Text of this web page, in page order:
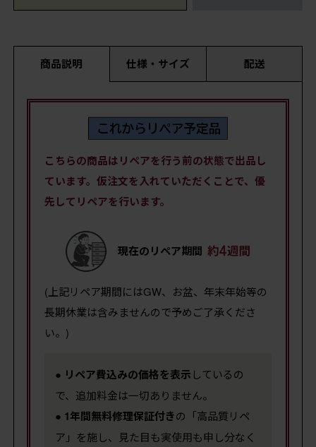
商品説明 仕様・サイズ 配送
こちらの商品はリペアを行う前の状態で出品し
ています。仮注文を入れていただくことで、優
先してリペアを行います。
現在のリペア期間
(上記リペア期間にはGW、お盆、年末年始等の
長期休業は含みませんので予めご了承くださ
い。)
● リペア費込みの価格を表示 しているの
で、追加料金は一切ありません。
● 1年間無料修理保証付きの「高品質リペ
ア」を施し、見た目も実使用も申し分なく